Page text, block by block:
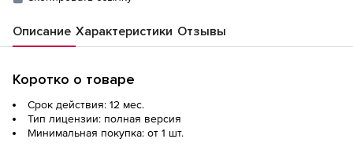
Описание Характеристики Отзывы
Коротко о товаре
Срок действия: 12 мес.
Тип лицензии: полная версия
Минимальная покупка: от 1 шт.